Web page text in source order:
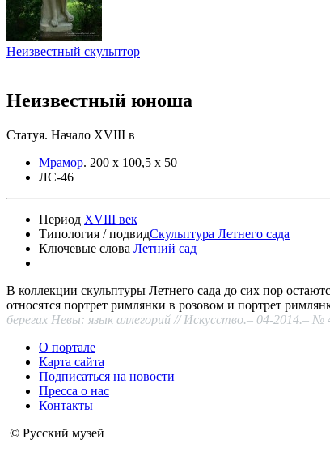
Неизвестный скульптор
Неизвестный юноша
Статуя. Начало XVIII в
Мрамор. 200 х 100,5 х 50
ЛС-46
Период XVIII век
Типология / подвидСкульптура Летнего сада
Ключевые слова Летний сад
В коллекции скульптуры Летнего сада до сих пор
относятся портрет римлянки в розовом и портрет
берегах Невы: язык аллегорий // Искусство.– 04-2014.– №
О портале
Карта сайта
Подписаться на новости
Пресса о нас
Контакты
© Русский музей